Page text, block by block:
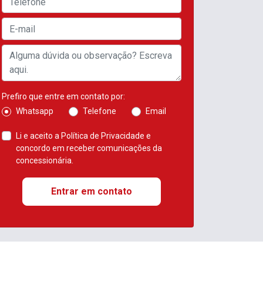
Prefiro que entre em contato por:
Whatsapp
Telefone Email
Li e aceito a Política de Privacidade e
concordo em receber comunicações da
concessionária.
Entrar em contato